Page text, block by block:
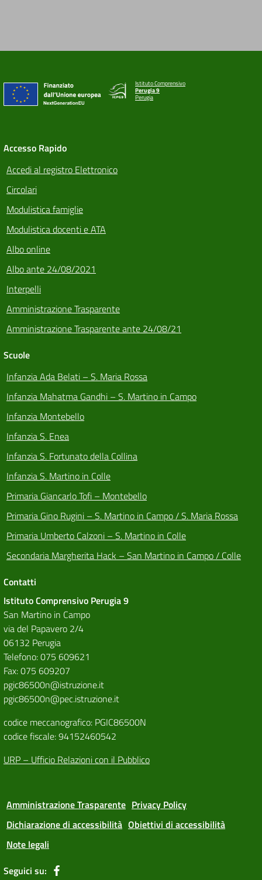
Istituto Comprensivo
Perugia 9
Perugia
Accesso Rapido
Accedi al registro Elettronico
Circolari
Modulistica famiglie
Modulistica docenti e ATA
Albo online
Albo ante 24/08/2021
Interpelli
Amministrazione Trasparente
Amministrazione Trasparente ante 24/08/21
Scuole
Infanzia Ada Belati – S. Maria Rossa
Infanzia Mahatma Gandhi – S. Martino in Campo
Infanzia Montebello
Infanzia S. Enea
Infanzia S. Fortunato della Collina
Infanzia S. Martino in Colle
Primaria Giancarlo Tofi – Montebello
Primaria Gino Rugini – S. Martino in Campo / S. Maria Rossa
Primaria Umberto Calzoni – S. Martino in Colle
Secondaria Margherita Hack – San Martino in Campo / Colle
Contatti
Istituto Comprensivo Perugia 9
San Martino in Campo
via del Papavero 2/4
06132 Perugia
Telefono: 075 609621
Fax: 075 609207
pgic86500n@istruzione.it
pgic86500n@pec.istruzione.it
codice meccanografico: PGIC86500N
codice fiscale: 94152460542
URP – Ufficio Relazioni con il Pubblico
Amministrazione Trasparente Privacy Policy
Dichiarazione di accessibilità Obiettivi di accessibilità
Note legali
Seguici su: